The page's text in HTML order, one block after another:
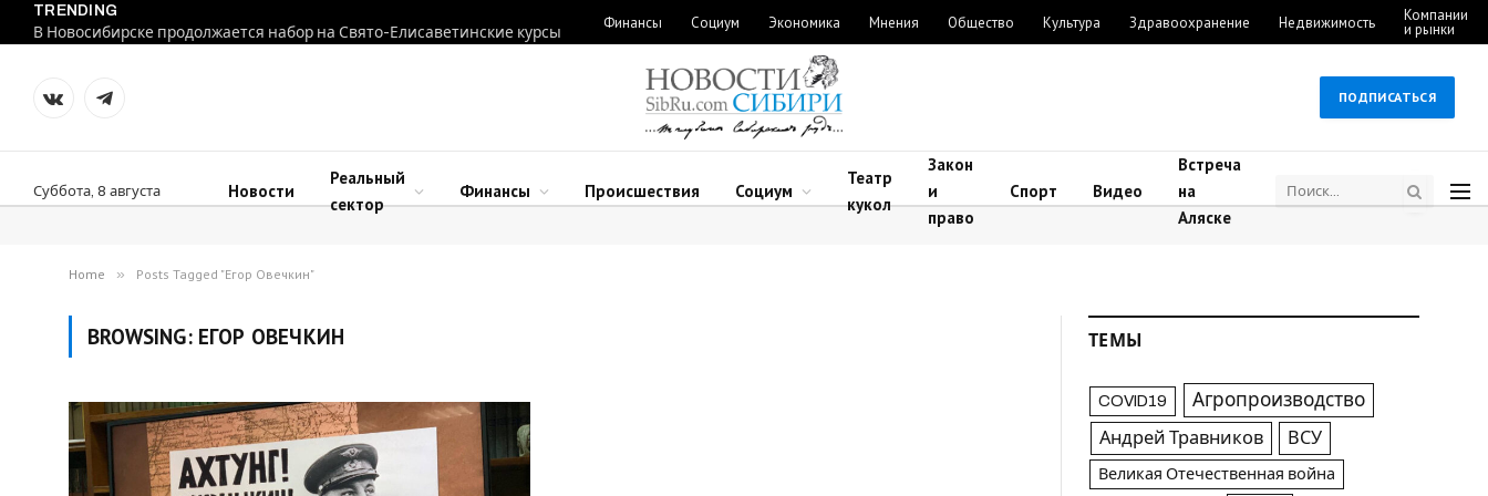
TRENDING
В Новосибирске продолжается набор на Свято-Елисаветинские курсы
Финансы Социум Экономика Мнения Общество Культура Здравоохранение Недвижимость Компании
и рынки
VKontakteTelegram
ПОДПИСАТЬСЯ
Суббота, 8 августа Новости
Реальный
сектор
Финансы Происшествия Социум
Театр
кукол
Закон
и
право
Спорт Видео
Встреча
на
Аляске
Home » Posts Tagged "Егор Овечкин"
BROWSING: ЕГОР ОВЕЧКИН ТЕМЫ
COVID19 Агропроизводство
Андрей Травников ВСУ
Великая Отечественная война